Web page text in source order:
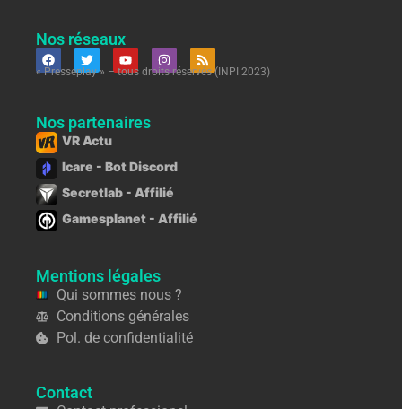
Nos réseaux
« Presseplay » – tous droits réservés (INPI 2023)
Nos partenaires
VR Actu
Icare - Bot Discord
Secretlab - Affilié
Gamesplanet - Affilié
Mentions légales
Qui sommes nous ?
Conditions générales
Pol. de confidentialité
Contact